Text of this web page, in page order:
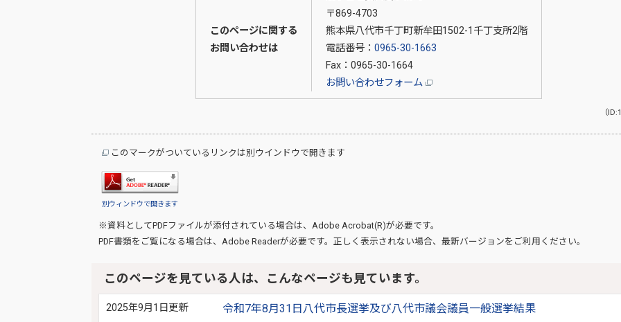
このページに関する
お問い合わせは
〒869-4703
熊本県八代市千丁町新牟田1502-1千丁支所2階
電話番号： 0965-30-1663
Fax：0965-30-1664
お問い合わせフォーム
（
このマークがついているリンクは別ウインドウで開きます
別ウィンドウで開きます
※資料としてPDFファイルが添付されている場合は、 Adobe Acrobat(R)が必要です。
PDF書類をご覧になる場合は、 Adobe Readerが必要です。正しく表示されない場合、最新バージョンをご利用ください。
このページを見ている人は、こんなページも見ています。
2025年9月1日更新 令和7年8月31日八代市長選挙及び八代市議会議員一般選挙結果